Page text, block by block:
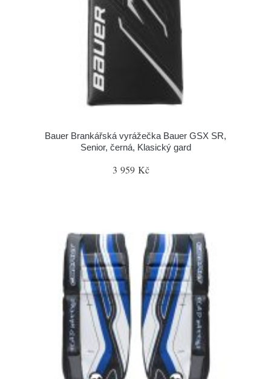
Bauer Brankářská vyrážečka Bauer GSX SR,
Senior, černá, Klasický gard
3 959 Kč